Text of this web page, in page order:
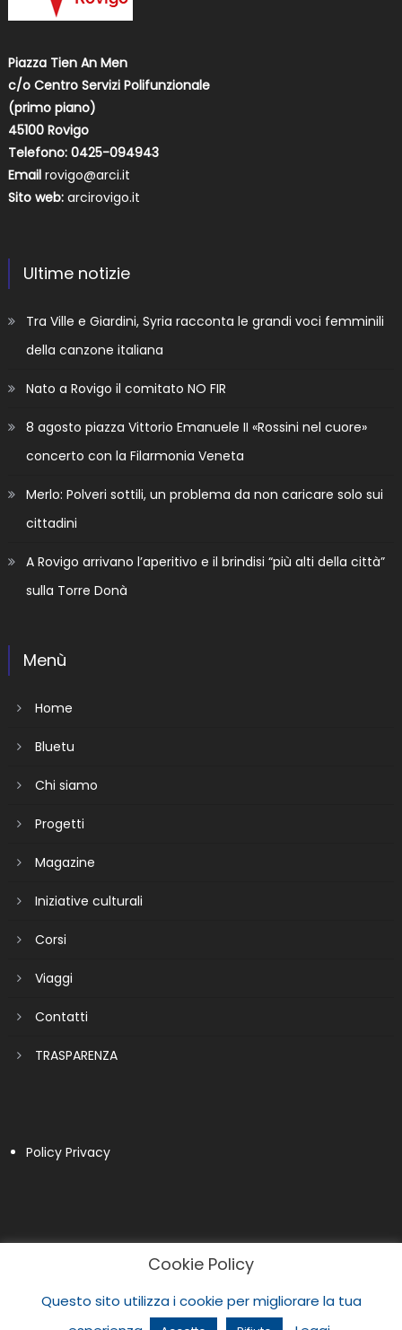
Piazza Tien An Men
c/o Centro Servizi Polifunzionale
(primo piano)
45100 Rovigo
Telefono: 0425-094943
Email rovigo@arci.it
Sito web: arcirovigo.it
Ultime notizie
Tra Ville e Giardini, Syria racconta le grandi voci femminili
della canzone italiana
Nato a Rovigo il comitato NO FIR
8 agosto piazza Vittorio Emanuele II «Rossini nel cuore»
concerto con la Filarmonia Veneta
Merlo: Polveri sottili, un problema da non caricare solo sui
cittadini
A Rovigo arrivano l’aperitivo e il brindisi “più alti della città”
sulla Torre Donà
Menù
Home
Bluetu
Chi siamo
Progetti
Magazine
Iniziative culturali
Corsi
Viaggi
Contatti
TRASPARENZA
Policy Privacy
Cookie Policy
Questo sito utilizza i cookie per migliorare la tua